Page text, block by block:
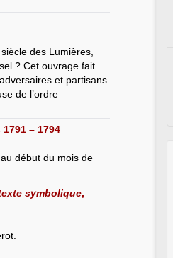
des Lumières,
? Cet ouvrage fait
et partisans
de l’ordre
– 1794
début du mois de
symbolique,